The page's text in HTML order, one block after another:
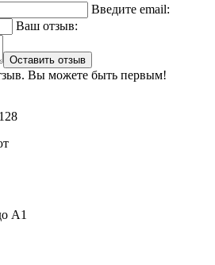
Введите email:
Ваш отзыв:
Оставить отзыв
Вы можете быть первым!
А1